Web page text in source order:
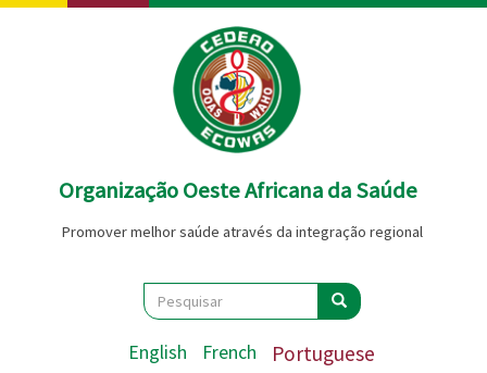
Passar
Organização Oeste Africana da Saúde
Promover melhor saúde através da integração regional
Search
Pesquisar Pesquisar
English French Portuguese